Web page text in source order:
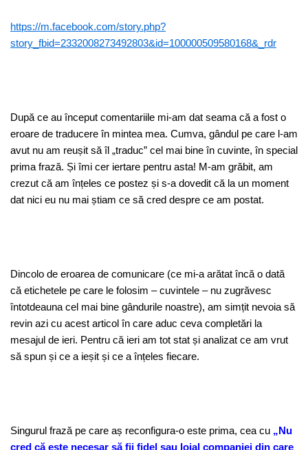
https://m.facebook.com/story.php?
story_fbid=2332008273492803&id=100000509580168&_rdr
După ce au început comentariile mi-am dat seama că a fost o
eroare de traducere în mintea mea. Cumva, gândul pe care l-am
avut nu am reușit să îl „traduc” cel mai bine în cuvinte, în special
prima frază. Și îmi cer iertare pentru asta! M-am grăbit, am
crezut că am înțeles ce postez și s-a dovedit că la un moment
dat nici eu nu mai știam ce să cred despre ce am postat.
Dincolo de eroarea de comunicare (ce mi-a arătat încă o dată
că etichetele pe care le folosim – cuvintele – nu zugrăvesc
întotdeauna cel mai bine gândurile noastre), am simțit nevoia să
revin azi cu acest articol în care aduc ceva completări la
mesajul de ieri. Pentru că ieri am tot stat și analizat ce am vrut
să spun și ce a ieșit și ce a înțeles fiecare.
Singurul frază pe care aș reconfigura-o este prima, cea cu „Nu
cred că este necesar să fii fidel sau loial companiei din care